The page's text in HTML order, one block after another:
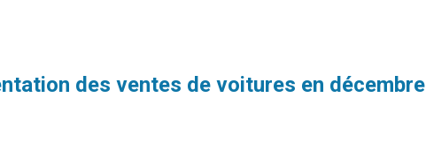
des ventes de voitures en décembre